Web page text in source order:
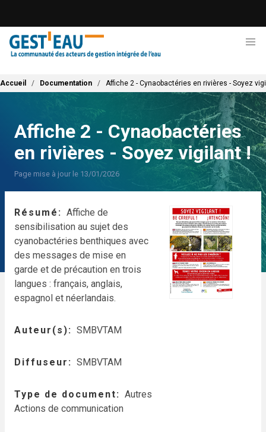
contenu
principal
Fil d'Ariane
Accueil Documentation Affiche 2 - Cynaobactéries en rivières - Soyez
Affiche 2 - Cynaobactéries
en rivières - Soyez vigilant !
Page mise à jour le 13/01/2026
Résumé
Affiche de
sensibilisation au sujet des
cyanobactéries benthiques avec
des messages de mise en
garde et de précaution en trois
langues : français, anglais,
espagnol et néerlandais.
Auteur(s) SMBVTAM
Diffuseur SMBVTAM
Type de document
Autres
Actions de communication